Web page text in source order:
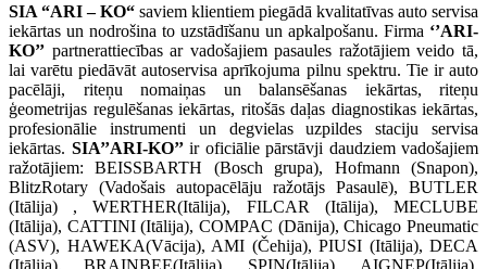
SIA “ARI – KO“ saviem klientiem piegādā kvalitatīvas auto servisa
iekārtas un nodrošina to uzstādīšanu un apkalpošanu. Firma ‘’ARI-
KO’’ partnerattiecības ar vadošajiem pasaules ražotājiem veido tā,
lai varētu piedāvāt autoservisa aprīkojuma pilnu spektru. Tie ir auto
pacēlāji, riteņu nomaiņas un balansēšanas iekārtas, riteņu
ģeometrijas regulēšanas iekārtas, ritošās daļas diagnostikas iekārtas,
profesionālie instrumenti un degvielas uzpildes staciju servisa
iekārtas. SIA’’ARI-KO’’ir oficiālie pārstāvji daudziem vadošajiem
ražotājiem: BEISSBARTH (Bosch grupa), Hofmann (Snapon),
BlitzRotary (Vadošais autopacēlāju ražotājs Pasaulē), BUTLER
(Itālija) , WERTHER(Itālija), FILCAR (Itālija), MECLUBE
(Itālija), CATTINI (Itālija), COMPAC (Dānija), Chicago Pneumatic
(ASV), HAWEKA(Vācija), AMI (Čehija), PIUSI (Itālija), DECA
(Itālija), BRAINBEE(Itālija), SPIN(Itālija), AIGNEP(Itālija),